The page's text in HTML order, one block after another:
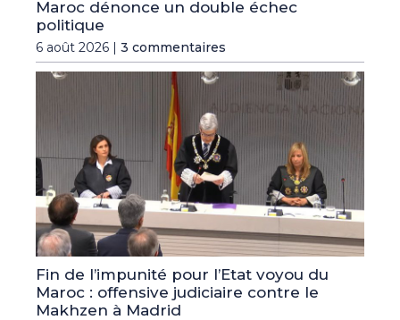
Maroc dénonce un double échec
politique
6 août 2026 | 3 commentaires
Fin de l’impunité pour l’Etat voyou du
Maroc : offensive judiciaire contre le
Makhzen à Madrid